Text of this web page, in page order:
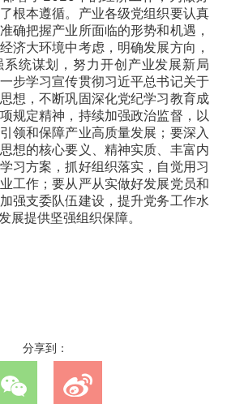
根本遵循。产业各级党组织要认真
确把握产业所面临的形势和机遇，
济大环境中考虑，明确发展方向，
统谋划，努力开创产业发展新局
步学习宣传贯彻习近平总书记关于
想，不断巩固深化党纪学习教育成
规定精神，持续加强政治监督，以
领和保障产业高质量发展；要深入
想的核心要义、精神实质、丰富内
习方案，抓好组织落实，自觉用习
工作；要从严从实做好发展党员和
强支委队伍建设，提升党务工作水
展提供坚强组织保障。
分享到：